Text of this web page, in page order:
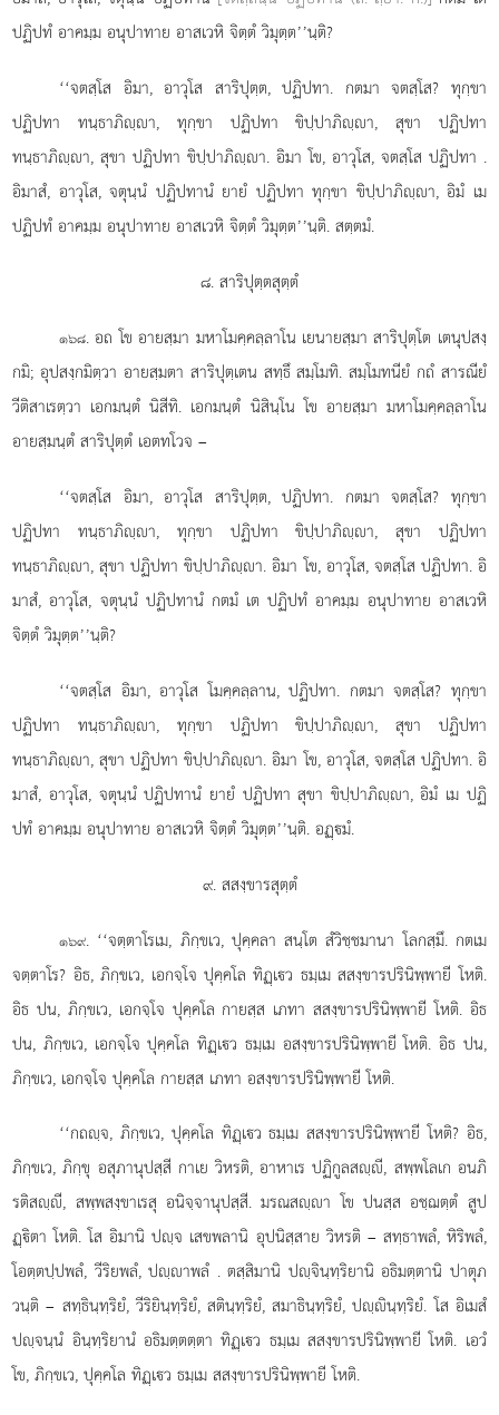
ปฏิปทํ อาคมฺม อนุปาทาย อาสเวหิ จิตฺตํ วิมุตฺต’’นฺติ?
‘‘จตสฺโส อิมา, อาวุโส สาริปุตฺต, ปฏิปทา. กตมา จตสฺโส? ทุกฺขา
ปฏิปทา ทนฺธาภิฺา, ทุกฺขา ปฏิปทา ขิปฺปาภิฺา, สุขา ปฏิปทา
ทนฺธาภิฺา, สุขา ปฏิปทา ขิปฺปาภิฺา. อิมา โข, อาวุโส, จตสฺโส ปฏิปทา .
อิมาสํ, อาวุโส, จตุนฺนํ ปฏิปทานํ ยายํ ปฏิปทา ทุกฺขา ขิปฺปาภิฺา, อิมํ เม
ปฏิปทํ อาคมฺม อนุปาทาย อาสเวหิ จิตฺตํ วิมุตฺต’’นฺติ. สตฺตมํ.
๘. สาริปุตฺตสุตฺตํ
๑๖๘. อถโข อายสฺมา มหาโมคฺคลฺลาโน เยนายสฺมา สาริปุตฺโต เตนุปสงฺ
กมิ; อุปสงฺกมิตฺวา อายสฺมตา สาริปุตฺเตน สทฺธึ สมฺโมทิ. สมฺโมทนียํ กถํ สารณียํ
วีติสาเรตฺวา เอกมนฺตํ นิสีทิ. เอกมนฺตํ นิสินฺโน โข อายสฺมา มหาโมคฺคลฺลาโน
อายสฺมนฺตํ สาริปุตฺตํ เอตทโวจ –
‘‘จตสฺโส อิมา, อาวุโส สาริปุตฺต, ปฏิปทา. กตมา จตสฺโส? ทุกฺขา
ปฏิปทา ทนฺธาภิฺา, ทุกฺขา ปฏิปทา ขิปฺปาภิฺา, สุขา ปฏิปทา
ทนฺธาภิฺา, สุขา ปฏิปทา ขิปฺปาภิฺา. อิมา โข, อาวุโส, จตสฺโส ปฏิปทา. อิ
มาสํ, อาวุโส, จตุนฺนํ ปฏิปทานํ กตมํ เต ปฏิปทํ อาคมฺม อนุปาทาย อาสเวหิ
จิตฺตํ วิมุตฺต’’นฺติ?
‘‘จตสฺโส อิมา, อาวุโส โมคฺคลฺลาน, ปฏิปทา. กตมา จตสฺโส? ทุกฺขา
ปฏิปทา ทนฺธาภิฺา, ทุกฺขา ปฏิปทา ขิปฺปาภิฺา, สุขา ปฏิปทา
ทนฺธาภิฺา, สุขา ปฏิปทา ขิปฺปาภิฺา. อิมา โข, อาวุโส, จตสฺโส ปฏิปทา. อิ
มาสํ, อาวุโส, จตุนฺนํ ปฏิปทานํ ยายํ ปฏิปทา สุขา ขิปฺปาภิฺา, อิมํ เม ปฏิ
ปทํ อาคมฺม อนุปาทาย อาสเวหิ จิตฺตํ วิมุตฺต’’นฺติ. อฏฺมํ.
๙. สสงฺขารสุตฺตํ
๑๖๙. ‘‘จตฺตาโรเม, ภิกฺขเว, ปุคฺคลา สนฺโต สํวิชฺชมานา โลกสฺมึ. กตเม
จตฺตาโร? อิธ, ภิกฺขเว, เอกจฺโจ ปุคฺคโล ทิฏฺเว ธมฺเม สสงฺขารปรินิพฺพายี โหติ.
อิธ ปน, ภิกฺขเว, เอกจฺโจ ปุคฺคโล กายสฺส เภทา สสงฺขารปรินิพฺพายี โหติ. อิธ
ปน, ภิกฺขเว, เอกจฺโจ ปุคฺคโล ทิฏฺเว ธมฺเม อสงฺขารปรินิพฺพายี โหติ. อิธ ปน,
ภิกฺขเว, เอกจฺโจ ปุคฺคโล กายสฺส เภทา อสงฺขารปรินิพฺพายี โหติ.
‘‘กถฺจ, ภิกฺขเว, ปุคฺคโล ทิฏฺเว ธมฺเม สสงฺขารปรินิพฺพายี โหติ? อิธ,
ภิกฺขเว, ภิกฺขุ อสุภานุปสฺสี กาเย วิหรติ, อาหาเร ปฏิกูลสฺี, สพฺพโลเก อนภิ
รติสฺี, สพฺพสงฺขาเรสุ อนิจฺจานุปสฺสี. มรณสฺาโข ปนสฺส อชฺฌตฺตํ สูป
ฏฺิตา โหติ. โส อิมานิ ปฺจ เสขพลานิ อุปนิสฺสาย วิหรติ – สทฺธาพลํ, หิริพลํ,
โอตฺตปฺปพลํ, วีริยพลํ, ปฺาพลํ . ตสฺสิมานิ ปฺจินฺทฺริยานิ อธิมตฺตานิ ปาตุภ
วนฺติ – สทฺธินฺทฺริยํ, วีริยินฺทฺริยํ, สตินฺทฺริยํ, สมาธินฺทฺริยํ, ปฺินฺทฺริยํ. โส อิเมสํ
ปฺจนฺนํ อินฺทฺริยานํ อธิมตฺตตฺตา ทิฏฺเว ธมฺเม สสงฺขารปรินิพฺพายี โหติ. เอวํ
โข, ภิกฺขเว, ปุคฺคโล ทิฏฺเว ธมฺเม สสงฺขารปรินิพฺพายี โหติ.